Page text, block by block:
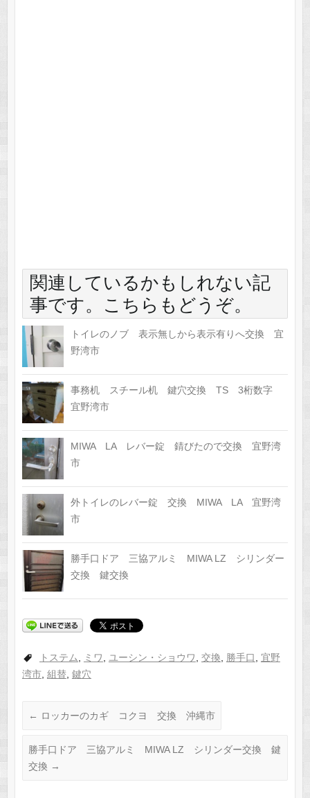
関連しているかもしれない記
事です。こちらもどうぞ。
トイレのノブ 表示無しから表示有りへ交換 宜
野湾市
事務机 スチール机 鍵穴交換 TS 3桁数字
宜野湾市
MIWA LA レバー錠 錆びたので交換 宜野湾
市
外トイレのレバー錠 交換 MIWA LA 宜野湾
市
勝手口ドア 三協アルミ MIWA LZ シリンダー
交換 鍵交換
トステム ミワ ユーシン・ショウワ 交換 勝手口
宜野
湾市, 組替, 鍵穴
← ロッカーのカギ コクヨ 交換 沖縄市
勝手口ドア 三協アルミ MIWA LZ シリンダー交換 鍵
交換 →